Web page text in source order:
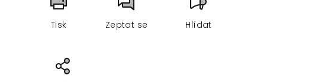
Tisk Zeptat se Hlídat